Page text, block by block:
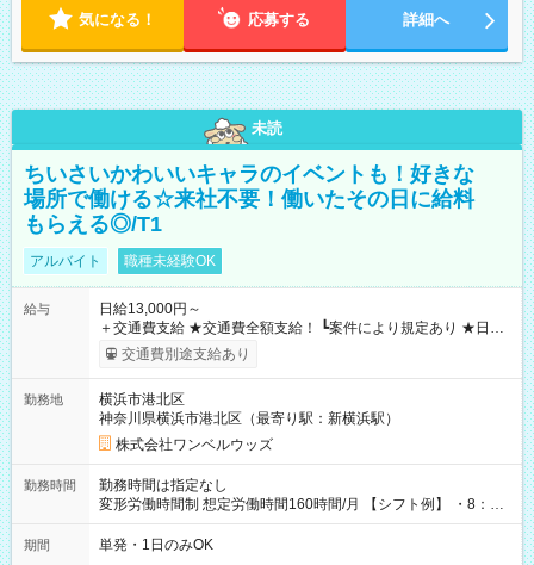
気になる！ 応募する 詳細へ
未読
ちいさいかわいいキャラのイベントも！好きな
場所で働ける☆来社不要！働いたその日に給料
もらえる◎/T1
アルバイト 職種未経験OK
給与
日給13,000円～
＋交通費支給 ★交通費全額支給！ ┗案件により規定あり ★日払
いOK！（規定あり） ┗働いたその日に現金GET♪ お仕事後はコ
ンビニATMから 日払い分を引き落とせます！ 【試用期間】試
交通費別途支給あり
勤務地
横浜市港北区
神奈川県横浜市港北区（最寄り駅：新横浜駅）
株式会社ワンベルウッズ
勤務時間
勤務時間は指定なし
変形労働時間制 想定労働時間160時間/月 【シフト例】 ・8：00
～21：00
期間 単発・1日のみOK